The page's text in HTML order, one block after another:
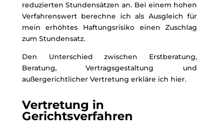
reduzierten Stundensätzen an. Bei einem hohen
Verfahrenswert berechne ich als Ausgleich für
mein erhöhtes Haftungsrisiko einen Zuschlag
zum Stundensatz.
Den Unterschied zwischen Erstberatung,
Beratung, Vertragsgestaltung und
außergerichtlicher Vertretung erkläre ich hier.
Vertretung in
Gerichtsverfahren